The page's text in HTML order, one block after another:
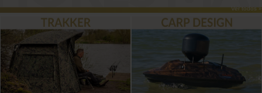
Ver todos »